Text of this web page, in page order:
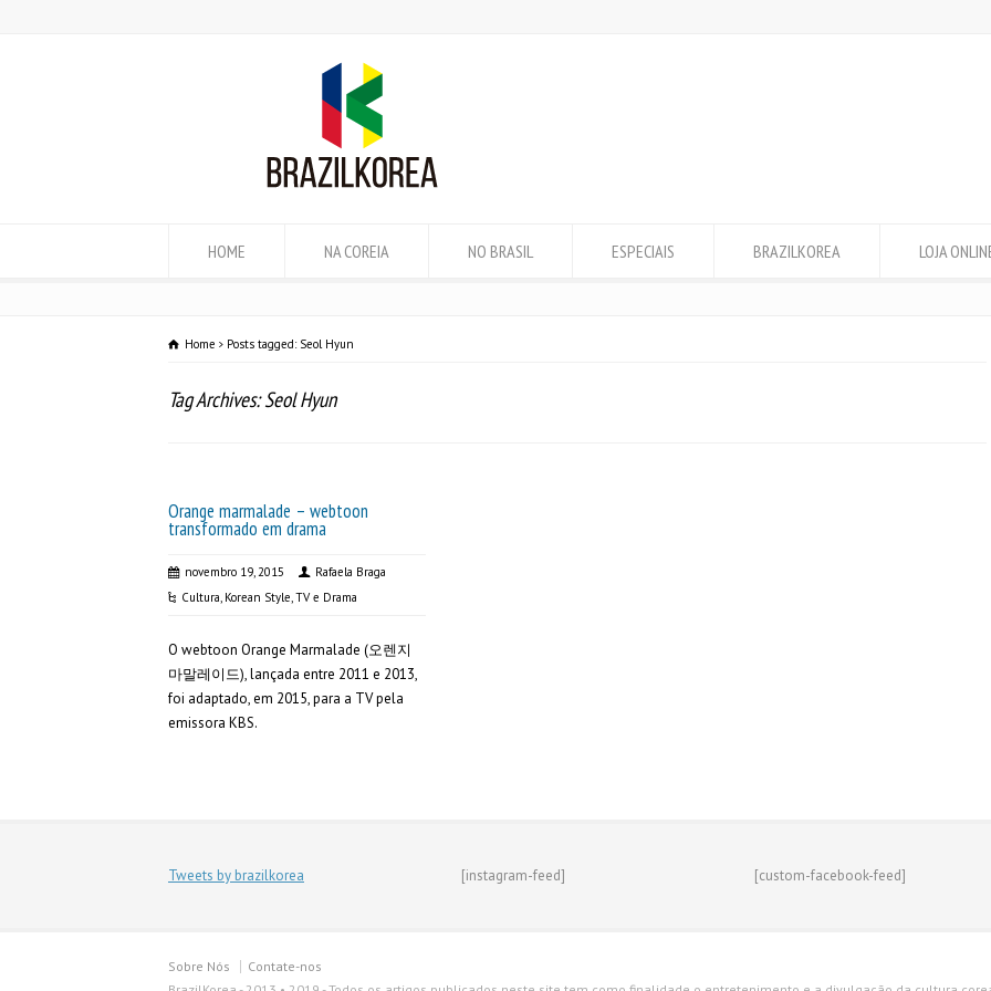
HOME NA COREIA NO BRASIL ESPECIAIS BRAZILKOREA LOJA
Home Posts tagged: Seol Hyun
Tag Archives: Seol Hyun
Orange marmalade – webtoon
transformado em drama
novembro 19, 2015
Rafaela Braga
Cultura, Korean Style,TV e Drama
O webtoon Orange Marmalade (오렌지
마말레이드), lançada entre 2011 e 2013,
foi adaptado, em 2015, para a TV pela
emissora KBS.
Tweets by brazilkorea [instagram-feed] [custom-facebook-feed]
Sobre Nós
Contate-nos